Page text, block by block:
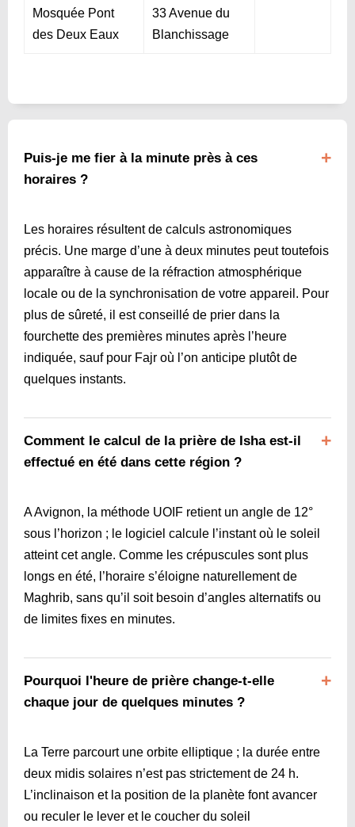
Mosquée Pont
des Deux Eaux
33 Avenue du
Blanchissage
Puis-je me fier à la minute près à ces
horaires ?
Les horaires résultent de calculs astronomiques
précis. Une marge d’une à deux minutes peut toutefois
apparaître à cause de la réfraction atmosphérique
locale ou de la synchronisation de votre appareil. Pour
plus de sûreté, il est conseillé de prier dans la
fourchette des premières minutes après l’heure
indiquée, sauf pour Fajr où l’on anticipe plutôt de
quelques instants.
Comment le calcul de la prière de Isha est-il
effectué en été dans cette région ?
A Avignon, la méthode UOIF retient un angle de 12°
sous l’horizon ; le logiciel calcule l’instant où le soleil
atteint cet angle. Comme les crépuscules sont plus
longs en été, l’horaire s’éloigne naturellement de
Maghrib, sans qu’il soit besoin d’angles alternatifs ou
de limites fixes en minutes.
Pourquoi l'heure de prière change-t-elle
chaque jour de quelques minutes ?
La Terre parcourt une orbite elliptique ; la durée entre
deux midis solaires n’est pas strictement de 24 h.
L’inclinaison et la position de la planète font avancer
ou reculer le lever et le coucher du soleil